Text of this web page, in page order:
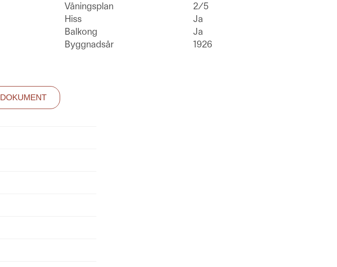
Våningsplan
2/5
Hiss
Ja
Balkong
Ja
Byggnadsår
1926
DOKUMENT